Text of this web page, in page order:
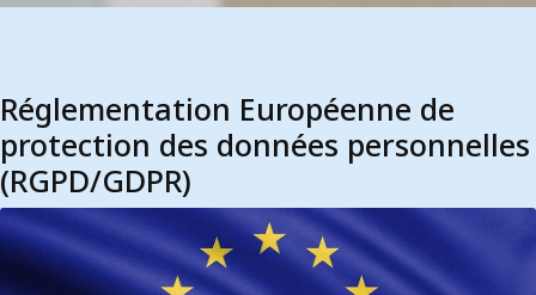
Réglementation Européenne de
protection des données personnelles
(RGPD/GDPR)